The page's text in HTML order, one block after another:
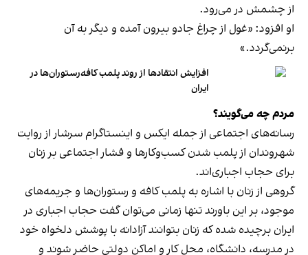
از چشمش در می‌رود.
او افزود: «غول از چراغ جادو بیرون آمده و دیگر به آن
برنمی‎‌گردد.»
افزایش انتقادها از روند پلمب کافه‌رستوران‌ها در
ایران
مردم چه می‌گویند؟
رسانه‎‌های اجتماعی از جمله ایکس و اینستاگرام سرشار از روایت
شهروندان از پلمب شدن کسب‌وکارها و فشار اجتماعی بر زنان
برای حجاب اجباری‌اند.
گروهی از زنان با اشاره به پلمب کافه و رستوران‌ها و جریمه‌های
موجود، بر این باورند تنها زمانی می‌توان گفت حجاب اجباری در
ایران برچیده شده که زنان بتوانند آزادانه با پوشش دلخواه خود
در مدرسه، دانشگاه، محل کار و اماکن دولتی حاضر شوند و